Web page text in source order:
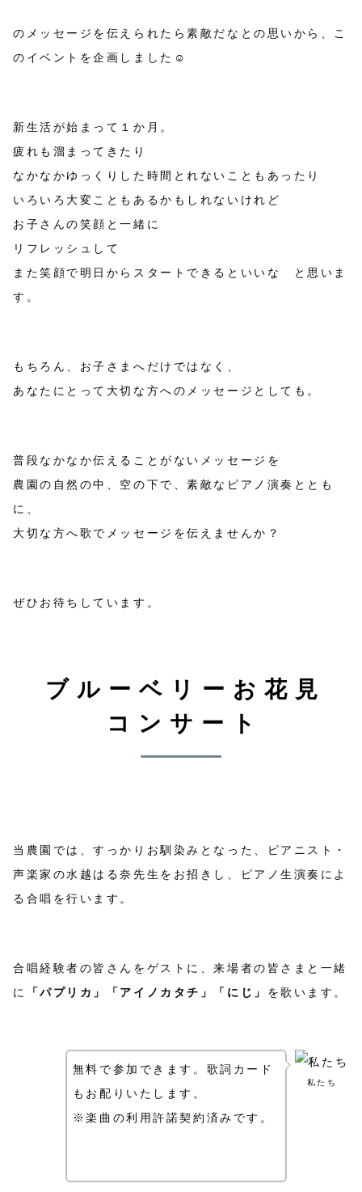
のメッセージを伝えられたら素敵だなとの思いから、こ
のイベントを企画しました☺️
新生活が始まって１か月。
疲れも溜まってきたり
なかなかゆっくりした時間とれないこともあったり
いろいろ大変こともあるかもしれないけれど
お子さんの笑顔と一緒に
リフレッシュして
また笑顔で明日からスタートできるといいな と思いま
す。
もちろん、お子さまへだけではなく、
あなたにとって大切な方へのメッセージとしても。
普段なかなか伝えることがないメッセージを
農園の自然の中、空の下で、素敵なピアノ演奏ととも
に、
大切な方へ歌でメッセージを伝えませんか？
ぜひお待ちしています。
ブルーベリーお花見
コンサート
当農園では、すっかりお馴染みとなった、ピアニスト・
声楽家の水越はる奈先生をお招きし、ピアノ生演奏によ
る合唱を行います。
合唱経験者の皆さんをゲストに、来場者の皆さまと一緒
に
「パプリカ」「アイノカタチ」「にじ」 を歌います。
私たち
無料で参加できます。歌詞カード
もお配りいたします。
※楽曲の利用許諾契約済みです。